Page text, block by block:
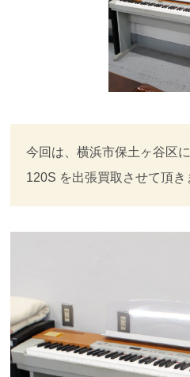
今回は、横浜市保土ヶ谷区
120S を出張買取させて頂き